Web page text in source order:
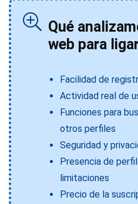
Qué
web para
Facilidad de
Actividad real de
Funciones para
otros perfiles
Seguridad y
Presencia de
limitaciones
Precio de la